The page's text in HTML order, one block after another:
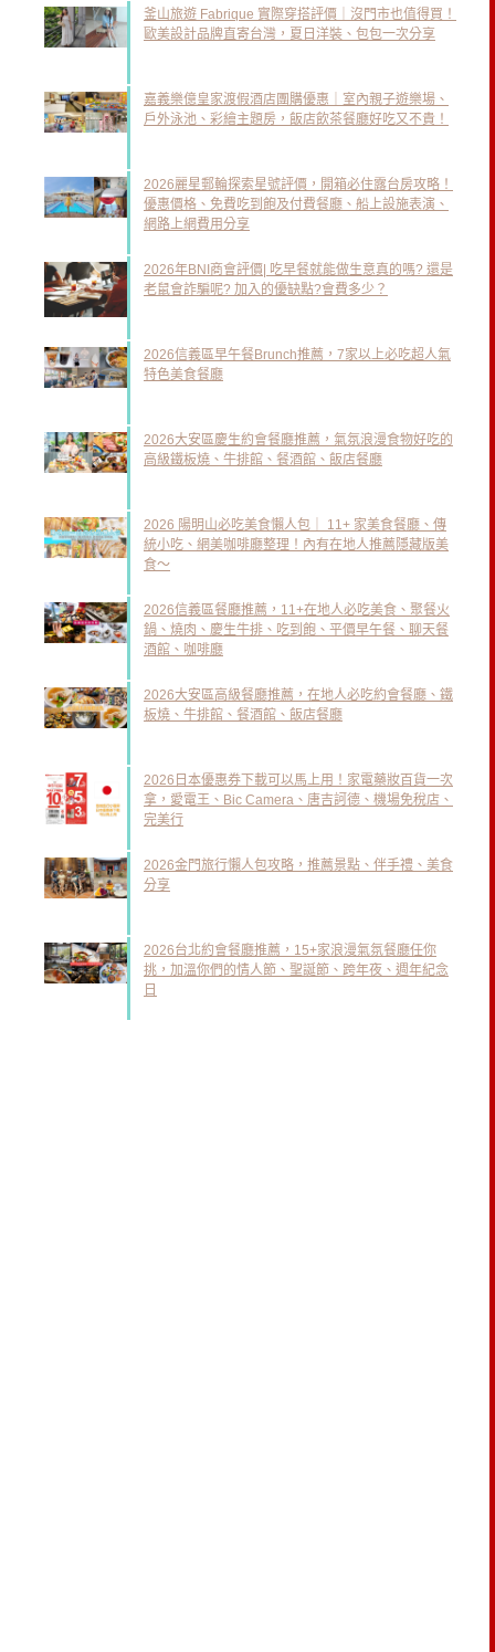
釜山旅遊 Fabrique 實際穿搭評價｜沒門市也值得買！
歐美設計品牌直寄台灣，夏日洋裝、包包一次分享
嘉義樂億皇家渡假酒店團購優惠｜室內親子遊樂場、
戶外泳池、彩繪主題房，飯店飲茶餐廳好吃又不貴！
2026麗星郵輪探索星號評價，開箱必住露台房攻略！
優惠價格、免費吃到飽及付費餐廳、船上設施表演、
網路上網費用分享
2026年BNI商會評價| 吃早餐就能做生意真的嗎? 還是
老鼠會詐騙呢? 加入的優缺點?會費多少？
2026信義區早午餐Brunch推薦，7家以上必吃超人氣
特色美食餐廳
2026大安區慶生約會餐廳推薦，氣氛浪漫食物好吃的
高級鐵板燒、牛排館、餐酒館、飯店餐廳
2026 陽明山必吃美食懶人包｜ 11+ 家美食餐廳、傳
統小吃、網美咖啡廳整理！內有在地人推薦隱藏版美
食～
2026信義區餐廳推薦，11+在地人必吃美食、聚餐火
鍋、燒肉、慶生牛排、吃到飽、平價早午餐、聊天餐
酒館、咖啡廳
2026大安區高級餐廳推薦，在地人必吃約會餐廳、鐵
板燒、牛排館、餐酒館、飯店餐廳
2026日本優惠券下載可以馬上用！家電藥妝百貨一次
拿，愛電王、Bic Camera、唐吉訶德、機場免稅店、
完美行
2026金門旅行懶人包攻略，推薦景點、伴手禮、美食
分享
2026台北約會餐廳推薦，15+家浪漫氣氛餐廳任你
挑，加溫你們的情人節、聖誕節、跨年夜、週年紀念
日